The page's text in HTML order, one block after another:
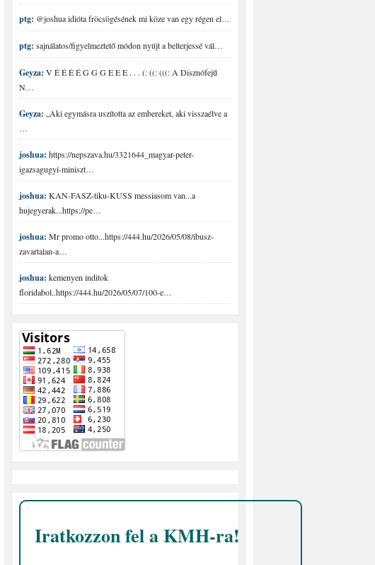
ptg: @joshua idióta fröcsögésének mi köze van egy régen el…
ptg: sajnálatos/figyelmeztető módon nyújt a belterjessé vál…
Geyza: V É É É É G G G E E E . . . (: ((: (((: A Disznófejű
N…
Geyza: „Aki egymásra uszította az embereket, aki visszaélve a
…
joshua: https://nepszava.hu/3321644_magyar-peter-
igazsagugyi-miniszt…
joshua: KAN-FASZ-tiku-KUSS messiasom van...a
hujegyerak...https://pe…
joshua: Mr promo otto...https://444.hu/2026/05/08/ibusz-
zavartalan-a…
joshua: kemenyen inditok
floridabol..https://444.hu/2026/05/07/100-e…
Iratkozzon fel a KMH-ra!